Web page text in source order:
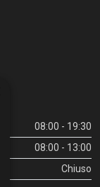
08:00 - 19:30
08:00 - 13:00
Chiuso